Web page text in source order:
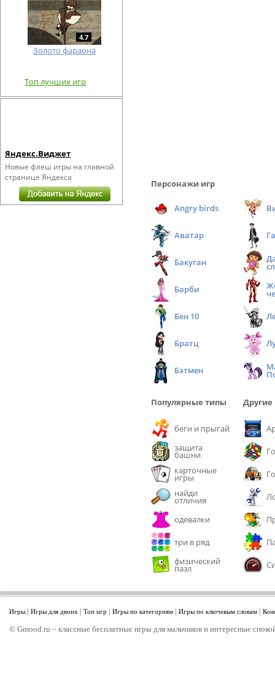
4.7
Золото фараона
Топ лучших игр
Яндекс.Виджет
Новые флеш игры на главной
странице Яндекса
Персонажи игр
Angry birds
Аватар
Бакуган
Барби
Бен 10
Братц
Бэтмен
Популярные типы
беги и прыгай
защита
башни
карточные
игры
найди
отличия
одевалки
три в ряд
физический
пазл
Игры | Игры для двоих | Топ игр | Игры по категориям | Игры по ключевым словам |
© Gmood.ru – классные бесплатные игры для мальчиков и интересные